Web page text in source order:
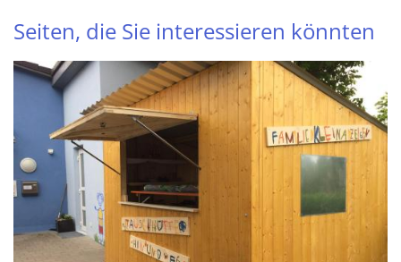
Seiten, die Sie interessieren könnten